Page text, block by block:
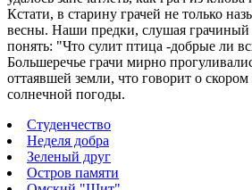
Кстати, в старину грачей не только
весны. Наши предки, слушая грачиный
понять: "Что сулит птица -добрые ли
Большеречье грачи мирно
оттаявшей земли, что говорит о
солнечной погоды.
Студенчество
Неделя добра
Зеленый друг
Остров памяти